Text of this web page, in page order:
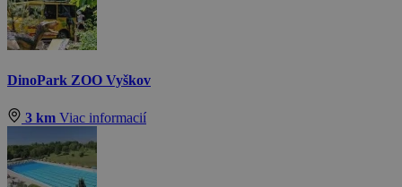
DinoPark ZOO Vyškov
3 km Viac informacií